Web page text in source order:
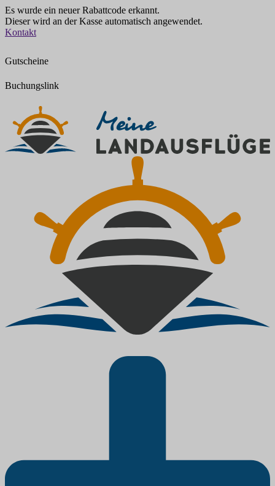
Es wurde ein neuer Rabattcode erkannt.
Dieser wird an der Kasse automatisch angewendet.
Zum
Kontakt
Gutscheine
Buchungslink